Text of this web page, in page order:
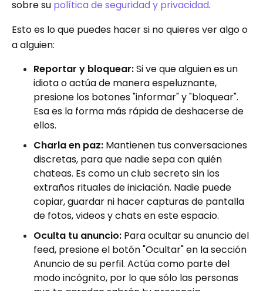
sobre su política de seguridad y privacidad.
Esto es lo que puedes hacer si no quieres ver algo o
a alguien:
Reportar y bloquear:Si ve que alguien es un
idiota o actúa de manera espeluznante,
presione los botones "informar" y "bloquear".
Esa es la forma más rápida de deshacerse de
ellos.
Charla en paz: Mantienen tus conversaciones
discretas, para que nadie sepa con quién
chateas. Es como un club secreto sin los
extraños rituales de iniciación. Nadie puede
copiar, guardar ni hacer capturas de pantalla
de fotos, videos y chats en este espacio.
Oculta tu anuncio: Para ocultar su anuncio del
feed, presione el botón "Ocultar" en la sección
Anuncio de su perfil. Actúa como parte del
modo incógnito, por lo que sólo las personas